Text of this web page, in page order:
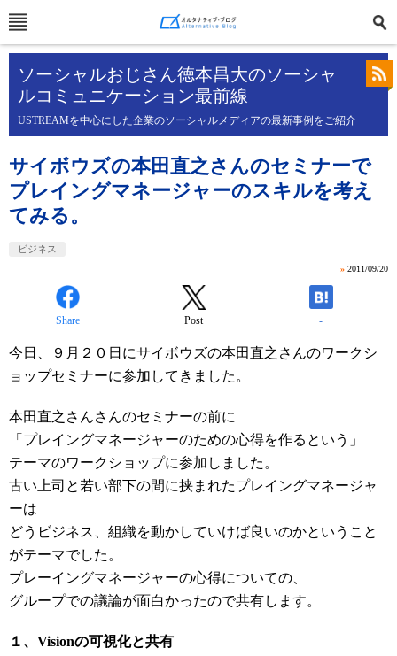
ソーシャルおじさん徳本昌大のソーシャ
ルコミュニケーション最前線
USTREAMを中心にした企業のソーシャルメディアの最新事例をご紹介
サイボウズの本田直之さんのセミナーで
プレイングマネージャーのスキルを考え
てみる。
ビジネス
» 2011/09/20
Share Post -
今日、９月２０日にサイボウズの本田直之さんのワークシ
ョップセミナーに参加してきました。
本田直之さんさんのセミナーの前に
「プレイングマネージャーのための心得を作るという」
テーマのワークショップに参加しました。
古い上司と若い部下の間に挟まれたプレイングマネージャ
ーは
どうビジネス、組織を動かしていけば良いのかということ
がテーマでした。
プレーイングマネージャーの心得についての、
グループでの議論が面白かったので共有します。
１、Visionの可視化と共有